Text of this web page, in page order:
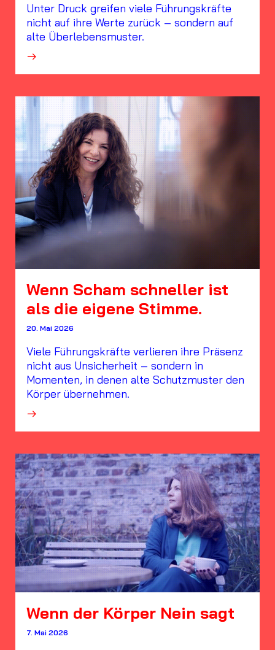
Unter Druck greifen viele Führungskräfte
nicht auf ihre Werte zurück – sondern auf
alte Überlebensmuster.
Wenn Scham schneller ist
als die eigene Stimme.
20. Mai 2026
Viele Führungskräfte verlieren ihre Präsenz
nicht aus Unsicherheit – sondern in
Momenten, in denen alte Schutzmuster den
Körper übernehmen.
Wenn der Körper Nein sagt
7. Mai 2026